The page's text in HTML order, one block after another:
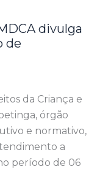
divulga
de
da Criança e
órgão
e normativo,
a
período de 06